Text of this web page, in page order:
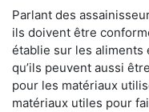
Parlant des
ils doivent être
établie sur les aliments
qu’ils peuvent aussi
pour les matériaux
matériaux utiles pour